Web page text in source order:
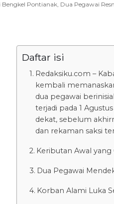
Pontianak, Dua Pegawai
Daftar isi
Redaksiku.com –
kembali
dua pegawai
terjadi pada 1
dekat, sebelum
dan rekaman saksi
Keributan Awal
Dua Pegawai
Korban Alami Luka